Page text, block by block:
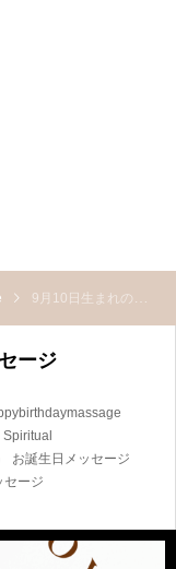
9月10日生まれのあなたへのメッセージ
ージ
Spiritual
お誕生日メッセージ
セージ